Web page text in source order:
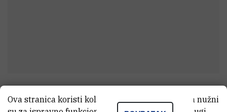
dr. sc.Ismail Abdelhamid Mohamed
Ova stranica koristi kolačiće. Neki od tih kolačića nužni